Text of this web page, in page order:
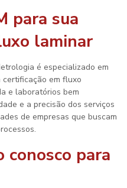
para sua
laminar
é especializado em
certificação em fluxo
e laboratórios bem
e a precisão dos serviços
de empresas que buscam
conosco para